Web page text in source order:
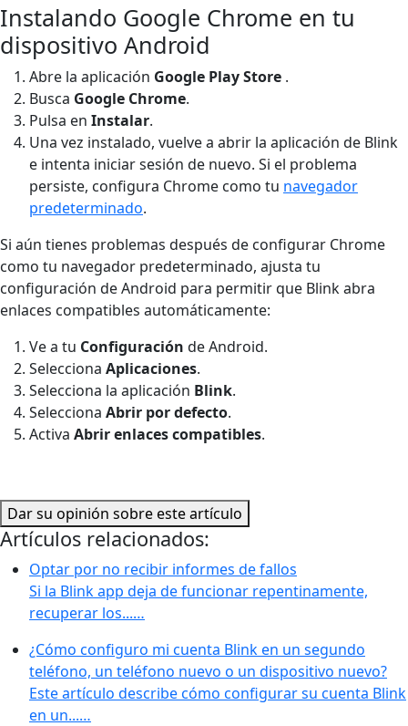
Instalando Google Chrome en tu
dispositivo Android
Abre la aplicación Google PlayStore .
Busca Google Chrome.
Pulsa en Instalar.
Una vez instalado, vuelve a abrir la aplicación de Blink
e intenta iniciar sesión de nuevo. Si el problema
persiste, configura Chrome como tu navegador
predeterminado.
Si aún tienes problemas después de configurar Chrome
como tu navegador predeterminado, ajusta tu
configuración de Android para permitir que Blink abra
enlaces compatibles automáticamente:
Ve a tu Configuración de Android.
Selecciona Aplicaciones.
Selecciona la aplicación Blink.
Selecciona Abrir por defecto.
Activa Abrir enlaces compatibles.
Dar su opinión sobre este artículo
Artículos relacionados:
Optar por no recibir informes de fallos
Si la Blink app deja de funcionar repentinamente,
recuperar los...…
¿Cómo configuro mi cuenta Blink en un segundo
teléfono, un teléfono nuevo o un dispositivo nuevo?
Este artículo describe cómo configurar su cuenta Blink
en un...…